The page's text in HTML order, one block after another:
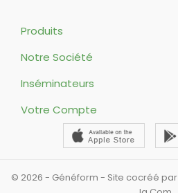
Produits
Notre Société
Inséminateurs
Votre Compte
© 2026 - Généform - Site cocréé